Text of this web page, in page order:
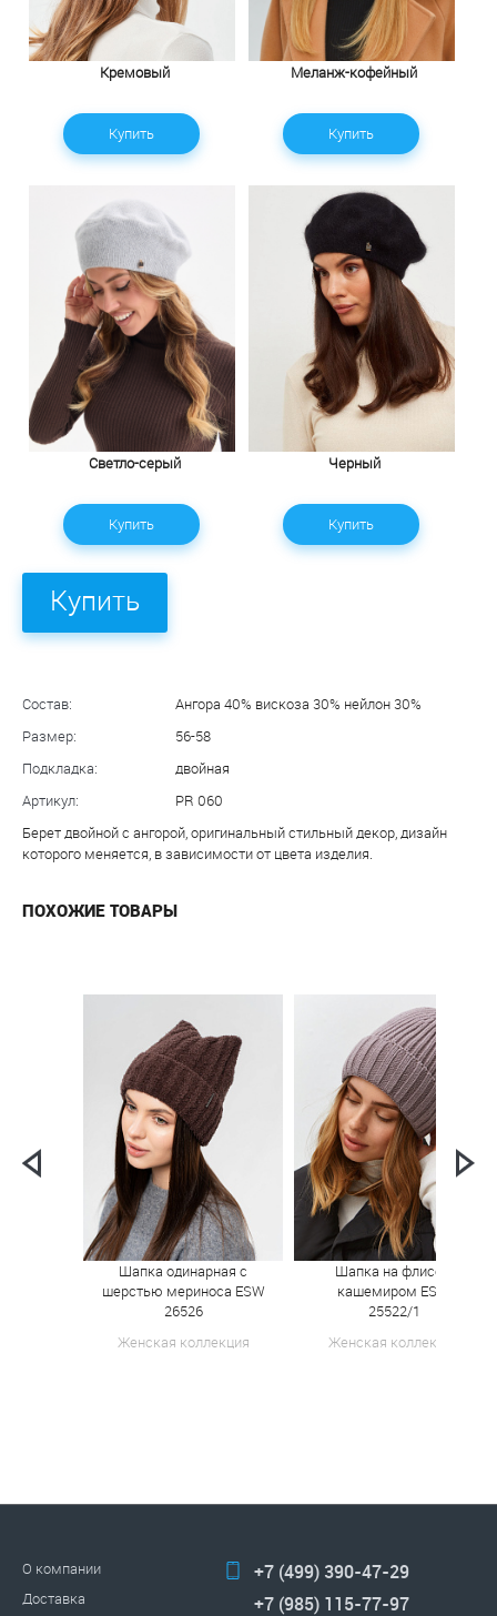
Кремовый
Купить
Меланж-кофейный
Купить
Светло-серый
Купить
Черный
Купить
Купить
Состав:
Ангора 40% вискоза 30% нейлон 30%
Размер:
56-58
Подкладка:
двойная
Артикул:
PR 060
Берет двойной с ангорой, оригинальный стильный декор, дизайн
которого меняется, в зависимости от цвета изделия.
ПОХОЖИЕ ТОВАРЫ
Шапка одинарная с
шерстью мериноса ESW
26526
Женская коллекция
Шапка на флисе с
кашемиром ESW
25522/1
Женская коллекция
О компании
Доставка
+7 (499) 390-47-29
+7 (985) 115-77-97